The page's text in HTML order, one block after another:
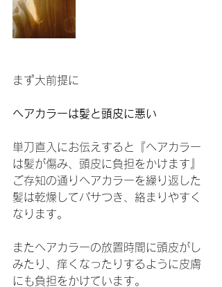
まず大前提に
ヘアカラーは髪と頭皮に悪い
単刀直入にお伝えすると『ヘアカラー
は髪が傷み、頭皮に負担をかけます』
ご存知の通りヘアカラーを繰り返した
髪は乾燥してパサつき、絡まりやすく
なります。
またヘアカラーの放置時間に頭皮がし
みたり、痒くなったりするように皮膚
にも負担をかけています。